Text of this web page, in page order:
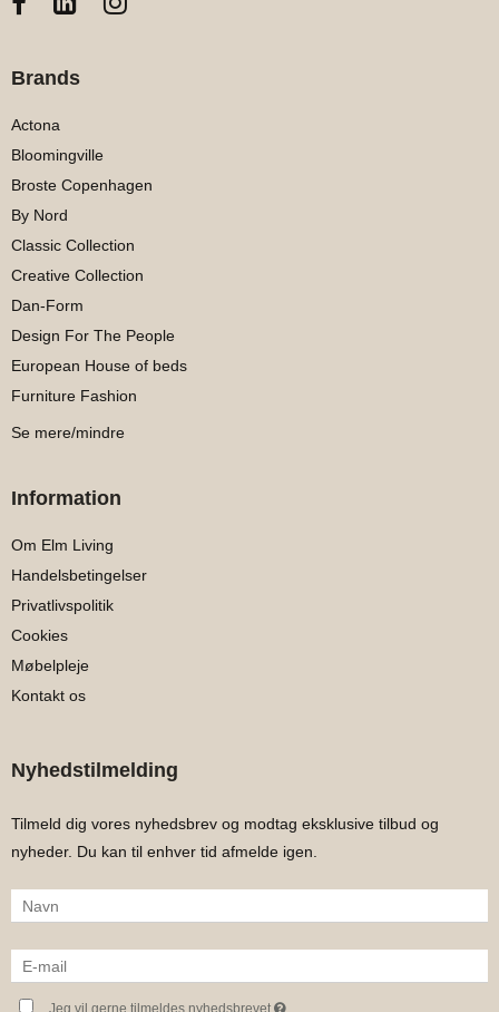
Brands
Actona
Bloomingville
Broste Copenhagen
By Nord
Classic Collection
Creative Collection
Dan-Form
Design For The People
European House of beds
Furniture Fashion
Se mere/mindre
Information
Om Elm Living
Handelsbetingelser
Privatlivspolitik
Cookies
Møbelpleje
Kontakt os
Nyhedstilmelding
Tilmeld dig vores nyhedsbrev og modtag eksklusive tilbud og
nyheder. Du kan til enhver tid afmelde igen.